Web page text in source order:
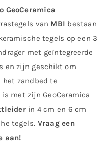
GeoCeramica
van MBI bestaan
tegels op een 3
met geïntegreerde
en zijn geschikt om
zandbed te
is met zijn GeoCeramica
in 4 cm en 6 cm
tegels. Vraag een
aan!